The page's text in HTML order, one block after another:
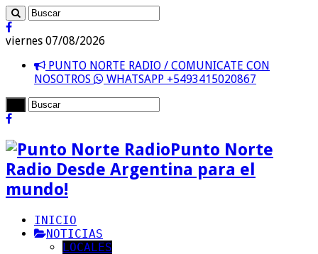
viernes 07/08/2026
PUNTO NORTE RADIO / COMUNICATE CON
NOSOTROS
WHATSAPP +5493415020867
Punto Norte
Radio Desde Argentina para el
mundo!
INICIO
NOTICIAS
LOCALES